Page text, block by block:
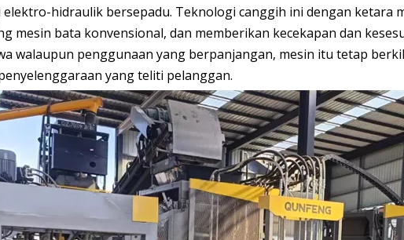
hidraulik bersepadu. Teknologi canggih ini dengan ketara
mesin bata konvensional, dan memberikan kecekapan dan
walaupun penggunaan yang berpanjangan, mesin itu tetap
yang teliti pelanggan.